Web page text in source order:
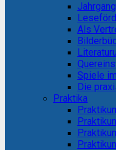
Als
Spiele
Die
Praktika